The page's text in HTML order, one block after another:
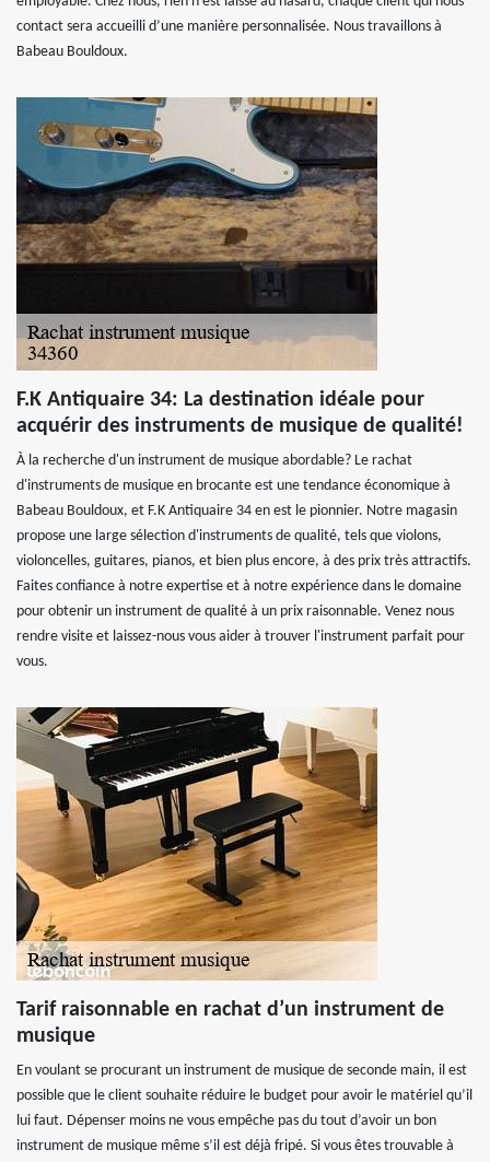
contact sera accueilli d’une manière personnalisée. Nous travaillons à
Babeau Bouldoux.
F.K Antiquaire 34: La destination idéale pour
acquérir des instruments de musique de qualité!
À la recherche d'un instrument de musique abordable? Le rachat
d'instruments de musique en brocante est une tendance économique à
Babeau Bouldoux, et F.K Antiquaire 34 en est le pionnier. Notre magasin
propose une large sélection d'instruments de qualité, tels que violons,
violoncelles, guitares, pianos, et bien plus encore, à des prix très attractifs.
Faites confiance à notre expertise et à notre expérience dans le domaine
pour obtenir un instrument de qualité à un prix raisonnable. Venez nous
rendre visite et laissez-nous vous aider à trouver l'instrument parfait pour
vous.
Tarif raisonnable en rachat d’un instrument de
musique
En voulant se procurant un instrument de musique de seconde main, il est
possible que le client souhaite réduire le budget pour avoir le matériel qu’il
lui faut. Dépenser moins ne vous empêche pas du tout d’avoir un bon
instrument de musique même s’il est déjà fripé. Si vous êtes trouvable à